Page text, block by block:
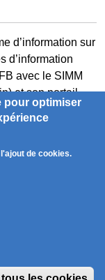
d’information sur
d’information
avec le SIMM
et son portail
sur la
de ce site sont
pour optimiser
de cookies.